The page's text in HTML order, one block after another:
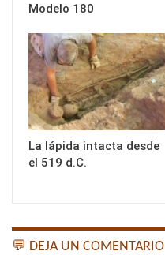
Modelo 180
La lápida intacta desde
el 519 d.C.
💬 DEJA UN COMENTARIO